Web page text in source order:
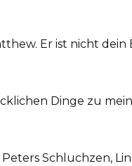
Er ist nicht
Dinge zu
Schluchzen,